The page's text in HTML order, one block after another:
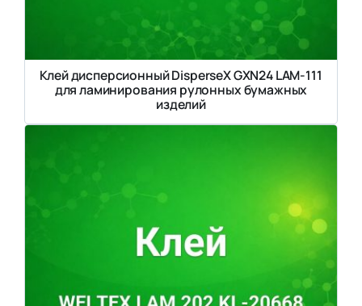
Клей дисперсионный DisperseX GXN24 LAM-111
для ламинирования рулонных бумажных
изделий